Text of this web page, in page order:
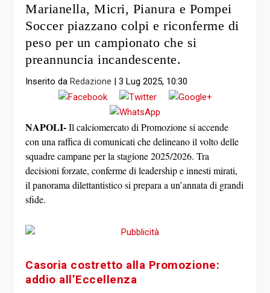
Marianella, Micri, Pianura e Pompei
Soccer piazzano colpi e riconferme di
peso per un campionato che si
preannuncia incandescente.
Inserito daRedazione |3 Lug 2025, 10:30
NAPOLI-Il calciomercato di Promozione si accende
con una raffica di comunicati che delineano il volto delle
squadre campane per la stagione 2025/2026. Tra
decisioni forzate, conferme di leadership e innesti mirati,
il panorama dilettantistico si prepara a un’annata di grandi
sfide.
Casoria costretto alla Promozione:
addio all’Eccellenza